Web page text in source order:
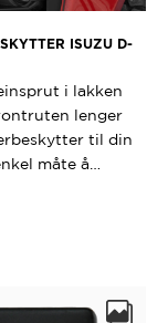
ISUZU D-
i lakken
lenger
til din
måte å…
flere